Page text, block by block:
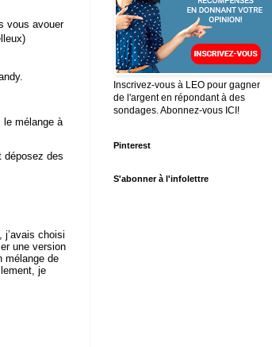
vous avouer
le mélange à
déposez des
choisi
une version
mélange de
je
Inscrivez-vous à LEO pour gagner
de l'argent en répondant à des
sondages. Abonnez-vous ICI!
Pinterest
S'abonner à l'infolettre